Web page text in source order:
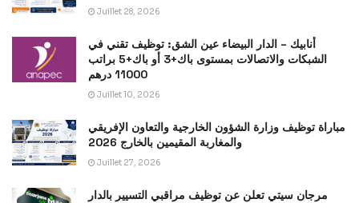
Juillet 28, 2026
أنابيك – الدار البيضاء عين الشق: توظيف تقني في
الشبكات والاتصالات بمستوى باك+3 أو باك+5 براتب
11000 درهم
Juillet 10, 2026
مباراة توظيف وزارة الشؤون الخارجية والتعاون الإفريقي
والمغاربة المقيمين بالخارج 2026
Juillet 27, 2026
مرجان سيتي تعلن عن توظيف مراقبي التسيير بالدار